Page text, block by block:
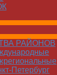
РАЙОНОВ
Петербург